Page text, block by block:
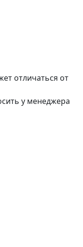
отличаться от
у менеджера